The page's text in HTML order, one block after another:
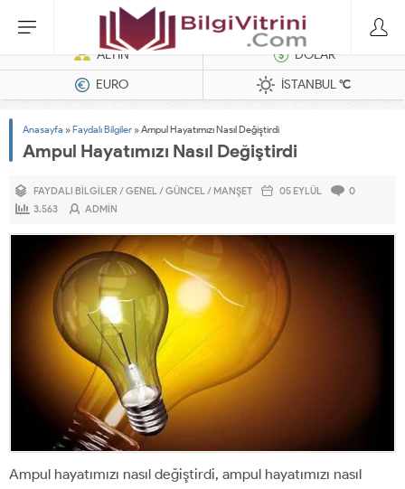
Dizel Jeneratörler
ALTIN
DOLAR
EURO
İSTANBUL°C
Anasayfa »Faydalı Bilgiler »Ampul Hayatımızı Nasıl Değiştirdi
Ampul Hayatımızı Nasıl Değiştirdi
FAYDALI BILGILER /GENEL/GÜNCEL/ MANŞET 05 EYLÜL
0
3.563
ADMIN
Ampul hayatımızı nasıl değiştirdi, ampul hayatımızı nasıl